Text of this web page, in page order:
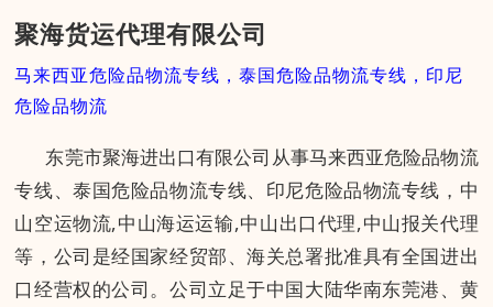
聚海货运代理有限公司
马来西亚危险品物流专线，泰国危险品物流专线，印尼
危险品物流
东莞市聚海进出口有限公司从事马来西亚危险品物流
专线、泰国危险品物流专线、印尼危险品物流专线，中
山空运物流,中山海运运输,中山出口代理,中山报关代理
等，公司是经国家经贸部、海关总署批准具有全国进出
口经营权的公司。公司立足于中国大陆华南东莞港、黄